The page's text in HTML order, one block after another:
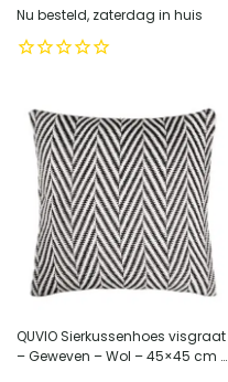
Nu besteld, zaterdag in huis
QUVIO Sierkussenhoes visgraat
– Geweven – Wol – 45×45 cm –